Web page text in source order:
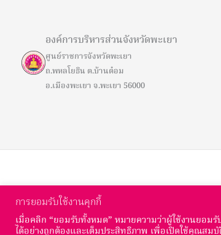
องค์การบริหารส่วนจังหวัดพะเยา
ศูนย์ราชการจังหวัดพะเยา
ถ.พหลโยธิน ต.บ้านต๋อม
อ.เมืองพะเยา จ.พะเยา 56000
การยอมรับใช้งานคุกกี้
เมื่อคลิก “ยอมรับทั้งหมด” หมายความว่าผู้ใช้งานยอมรั
ได้อย่างถูกต้องและเต็มประสิทธิภาพ เพื่อเปิดใช้คุณสมบั